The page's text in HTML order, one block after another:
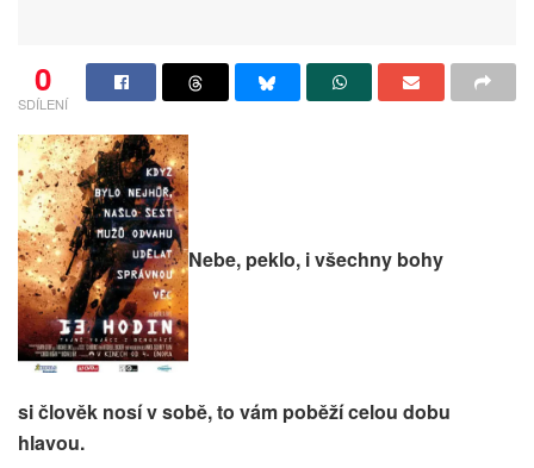
0
SDÍLENÍ
Nebe, peklo, i všechny bohy
si člověk nosí v sobě, to vám poběží celou dobu
hlavou.